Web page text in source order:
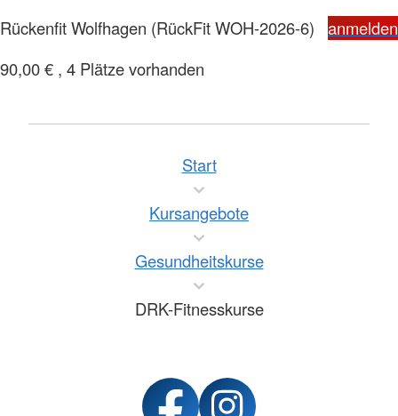
Rückenfit Wolfhagen (RückFit WOH-2026-6)
anmelden
90,00 € , 4 Plätze vorhanden
Start
Kursangebote
Gesundheitskurse
DRK-Fitnesskurse